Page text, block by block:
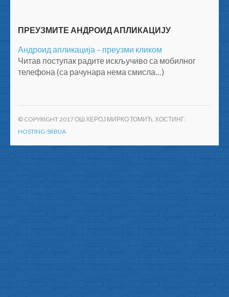
ПРЕУЗМИТЕ АНДРОИД АПЛИКАЦИЈУ
Андроид апликација – преузми кликом
Читав поступак радите искључиво са мобилног
телефона (са рачунара нема смисла…)
© COPYRIGHT 2017 ОШ ХЕРОЈ МИРКО ТОМИЋ. ХОСТИНГ:
HOSTING-SRBIJA